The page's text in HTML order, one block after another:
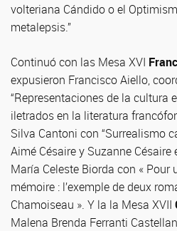
volteriana Cándido o el
metalepsis.”
Continuó con las Mesa XVI
expusieron Francisco Aiello,
“Representaciones de la cultura
iletrados en la literatura
Silva Cantoni con “Surrealismo
Aimé Césaire y Suzanne Césaire
María Celeste Biorda con « Pour
mémoire : l’exemple de deux
Chamoiseau ». Y la la Mesa XVII
Malena Brenda Ferranti